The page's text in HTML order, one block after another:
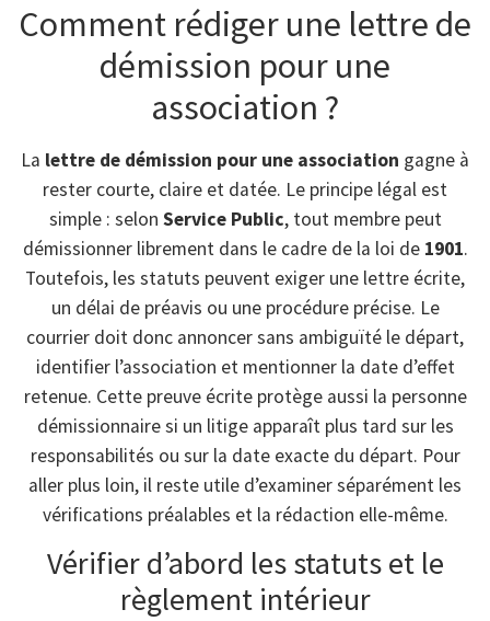
Comment rédiger une lettre de
démission pour une
association ?
La lettre de démission pour une association gagne à
rester courte, claire et datée. Le principe légal est
simple : selon Service Public, tout membre peut
démissionner librement dans le cadre de la loi de 1901.
Toutefois, les statuts peuvent exiger une lettre écrite,
un délai de préavis ou une procédure précise. Le
courrier doit donc annoncer sans ambiguïté le départ,
identifier l’association et mentionner la date d’effet
retenue. Cette preuve écrite protège aussi la personne
démissionnaire si un litige apparaît plus tard sur les
responsabilités ou sur la date exacte du départ. Pour
aller plus loin, il reste utile d’examiner séparément les
vérifications préalables et la rédaction elle-même.
Vérifier d’abord les statuts et le
règlement intérieur